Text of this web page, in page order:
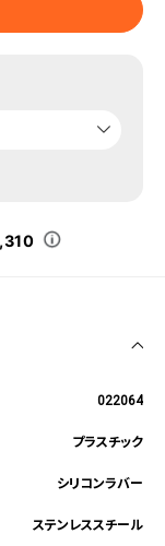
022064
プラスチック
シリコンラバー
ステンレススチール